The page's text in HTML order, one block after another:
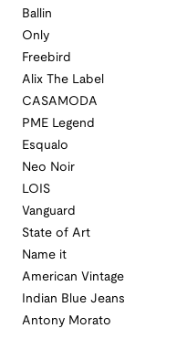
Ballin
Only
Freebird
Alix The Label
CASAMODA
PME Legend
Esqualo
Neo Noir
LOIS
Vanguard
State of Art
Name it
American Vintage
Indian Blue Jeans
Antony Morato